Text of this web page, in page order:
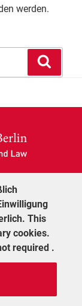
werden.
This
cookies.
required .